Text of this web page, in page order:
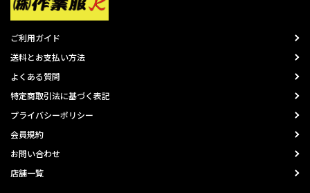
ご利用ガイド
送料とお支払い方法
よくある質問
特定商取引法に基づく表記
プライバシーポリシー
会員規約
お問い合わせ
店舗一覧